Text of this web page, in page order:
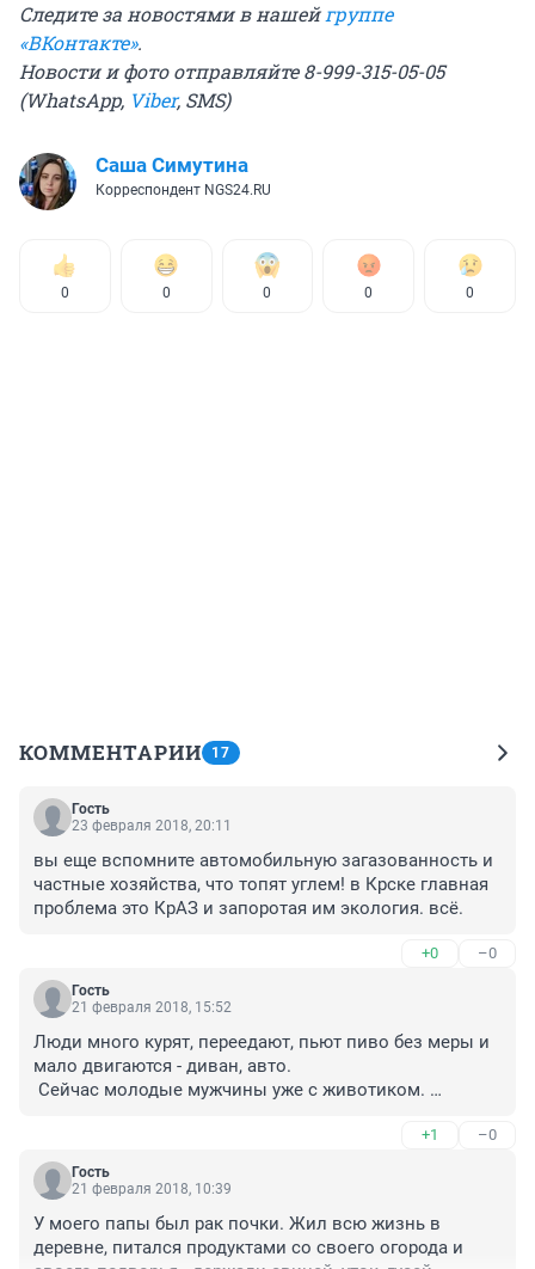
Следите за новостями в нашей группе
«ВКонтакте».
Новости и фото отправляйте 8-999-315-05-05
(WhatsApp, Viber, SMS)
Саша Симутина
Корреспондент NGS24.RU
0 0 0 0 0
КОММЕНТАРИИ 17
Гость
23 февраля 2018, 20:11
вы еще вспомните автомобильную загазованность и
частные хозяйства, что топят углем! в Крске главная
проблема это КрАЗ и запоротая им экология. всё.
+0 –0
Гость
21 февраля 2018, 15:52
Люди много курят, переедают, пьют пиво без меры и
мало двигаются - диван, авто.
Сейчас молодые мужчины уже с животиком.
+1 –0
Гость
21 февраля 2018, 10:39
У моего папы был рак почки. Жил всю жизнь в
деревне, питался продуктами со своего огорода и